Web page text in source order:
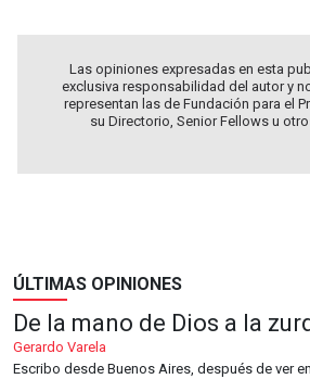
Las opiniones expresadas en esta
exclusiva responsabilidad del autor y
representan las de Fundación para el
su Directorio, Senior Fellows u
ÚLTIMAS OPINIONES
De la mano de Dios a la
Gerardo Varela
Escribo desde Buenos Aires, después de ver